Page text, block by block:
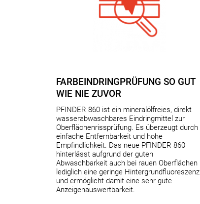
FARBEINDRINGPRÜFUNG SO GUT
WIE NIE ZUVOR
PFINDER 860 ist ein mineralölfreies, direkt
wasserabwaschbares Eindringmittel zur
Oberflächenrissprüfung. Es überzeugt durch
einfache Entfernbarkeit und hohe
Empfindlichkeit. Das neue PFINDER 860
hinterlässt aufgrund der guten
Abwaschbarkeit auch bei rauen Oberflächen
lediglich eine geringe Hintergrundfluoreszenz
und ermöglicht damit eine sehr gute
Anzeigenauswertbarkeit.